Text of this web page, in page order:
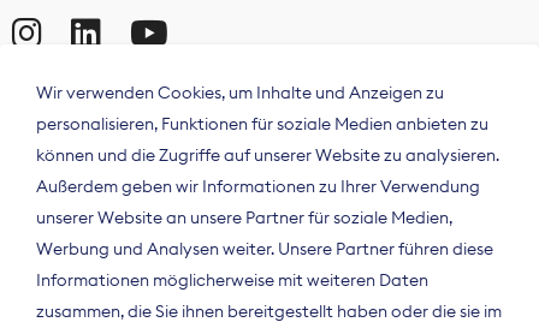
Wir verwenden Cookies, um Inhalte und Anzeigen zu
personalisieren, Funktionen für soziale Medien anbieten zu
können und die Zugriffe auf unserer Website zu analysieren.
Außerdem geben wir Informationen zu Ihrer Verwendung
unserer Website an unsere Partner für soziale Medien,
Werbung und Analysen weiter. Unsere Partner führen diese
Informationen möglicherweise mit weiteren Daten
zusammen, die Sie ihnen bereitgestellt haben oder die sie im